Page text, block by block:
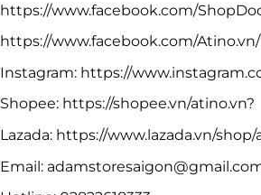
https://www.facebook.com/
https://www.facebook.com/Atino.vn/
Instagram: https://
Shopee: https://shopee.vn/atino.vn?
Lazada: https://www.lazada.vn/
Email: